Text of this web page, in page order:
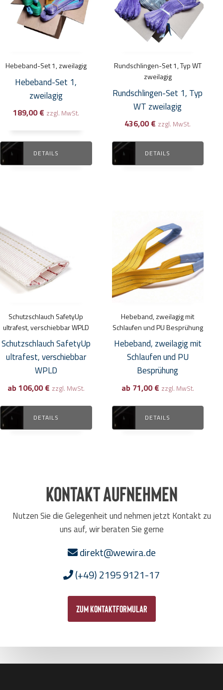
Hebeband-Set 1, zweilagig
Hebeband-Set 1,
zweilagig
189,00€ zzgl. MwSt.
DETAILS
Rundschlingen-Set 1, Typ WT
zweilagig
Rundschlingen-Set 1, Typ
WT zweilagig
436,00€ zzgl. MwSt.
DETAILS
Schutzschlauch SafetyUp
ultrafest, verschiebbar WPLD
Schutzschlauch SafetyUp
ultrafest, verschiebbar
WPLD
ab 106,00€ zzgl. MwSt.
DETAILS
Produkt
weist
mehrere
Varianten
auf.
können
auf
der
Produktseite
werden
Hebeband, zweilagig mit
Schlaufen und PU Besprühung
Hebeband, zweilagig mit
Schlaufen und PU
Besprühung
ab 71,00€ zzgl. MwSt.
DETAILS
mehrere
Varianten
auf.
Die
können
auf
der
Produktseite
gewählt
werden
Kontakt aufnehmen
Nutzen Sie die Gelegenheit und nehmen jetzt Kontakt zu
uns auf, wir beraten Sie gerne
direkt@wewira.de
(+49) 2195 9121-17
zum Kontaktformular